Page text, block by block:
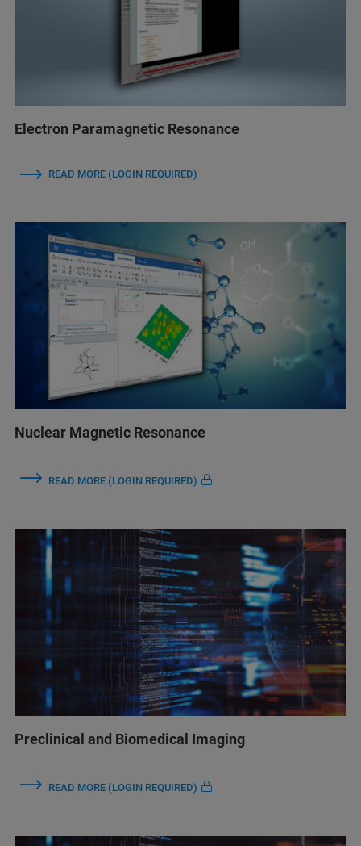
Electron Paramagnetic Resonance
READ MORE (LOGIN REQUIRED)
Nuclear Magnetic Resonance
READ MORE (LOGIN REQUIRED)
Preclinical and Biomedical Imaging
READ MORE (LOGIN REQUIRED)